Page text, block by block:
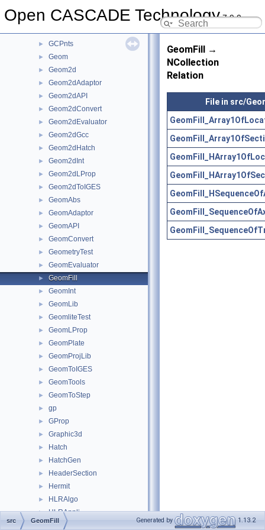
Open CASCADE Technology7.9.0
gce
► GCPnts
► Geom
► Geom2d
► Geom2dAdaptor
► Geom2dAPI
► Geom2dConvert
► Geom2dEvaluator
► Geom2dGcc
► Geom2dHatch
► Geom2dInt
► Geom2dLProp
► Geom2dToIGES
► GeomAbs
► GeomAdaptor
► GeomAPI
► GeomConvert
► GeometryTest
► GeomEvaluator
► GeomFill
► GeomInt
► GeomLib
► GeomliteTest
► GeomLProp
► GeomPlate
► GeomProjLib
► GeomToIGES
► GeomTools
► GeomToStep
► gp
► GProp
► Graphic3d
► Hatch
► HatchGen
► HeaderSection
► Hermit
► HLRAlgo
► HLRAppli
► HLRBRep
GeomFill →
NCollection
Relation
File in src/
src GeomFill Generated by 1.13.2